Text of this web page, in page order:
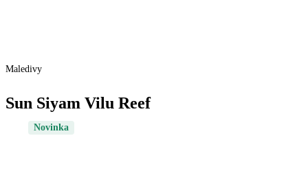
Maledivy
Sun Siyam Vilu Reef
Novinka